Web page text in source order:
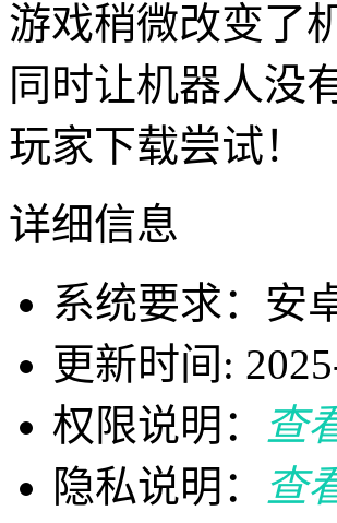
游戏稍微改变了
同时让机器人没
玩家下载尝试！
详细信息
系统要求：安
更新时间:
权限说明：
查
隐私说明：
查